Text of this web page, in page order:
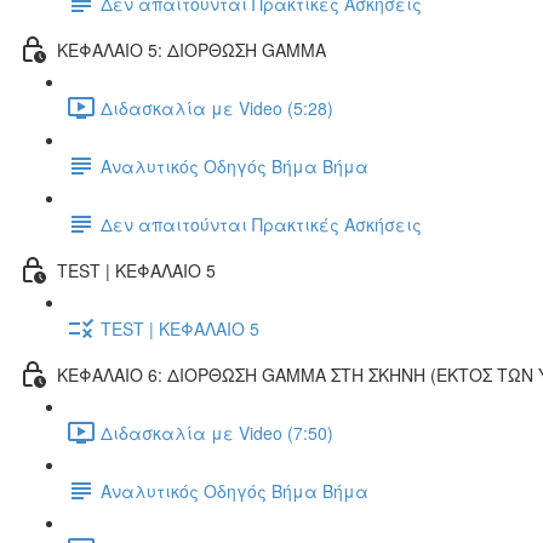
ΚΕΦΑΛΑΙΟ 5: ΔΙΟΡΘΩΣΗ GAMMA
Διδασκαλία με Video (5:28)
Αναλυτικός Οδηγός Βήμα Βήμα
Δεν απαιτούνται Πρακτικές Ασκήσεις
TEST | ΚΕΦΑΛΑΙΟ 5
TEST | ΚΕΦΑΛΑΙΟ 5
ΚΕΦΑΛΑΙΟ 6: ΔΙΟΡΘΩΣΗ GAMMA ΣΤΗ ΣΚΗΝΗ (ΕΚΤOΣ
Διδασκαλία με Video (7:50)
Αναλυτικός Οδηγός Βήμα Βήμα